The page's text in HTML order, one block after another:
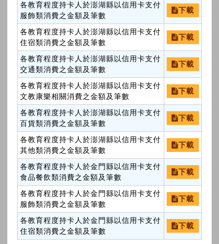
各教育程度持卡人於澎湖縣以信用卡支付
服飾類消費之金額及筆數
下載
各教育程度持卡人於澎湖縣以信用卡支付
住宿類消費之金額及筆數
下載
各教育程度持卡人於澎湖縣以信用卡支付
交通類消費之金額及筆數
下載
各教育程度持卡人於澎湖縣以信用卡支付
文教康樂相關消費之金額及筆數
下載
各教育程度持卡人於澎湖縣以信用卡支付
百貨類消費之金額及筆數
下載
各教育程度持卡人於澎湖縣以信用卡支付
其他類消費之金額及筆數
下載
各教育程度持卡人於金門縣以信用卡支付
食品餐飲類消費之金額及筆數
下載
各教育程度持卡人於金門縣以信用卡支付
服飾類消費之金額及筆數
下載
各教育程度持卡人於金門縣以信用卡支付
住宿類消費之金額及筆數
下載